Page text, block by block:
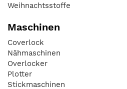
Weihnachtsstoffe
Maschinen
Coverlock
Nähmaschinen
Overlocker
Plotter
Stickmaschinen